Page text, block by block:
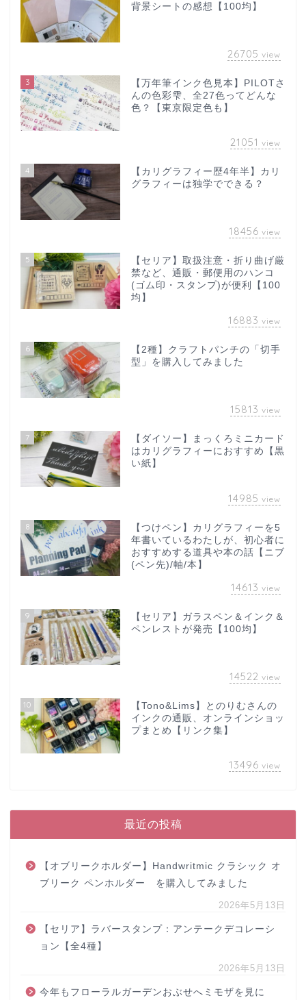
背景シートの感想【100均】
26705 view
3
【万年筆インク色見本】PILOTさ
んの色彩雫、全27色ってどんな
色？【東京限定色も】
21051 view
4
【カリグラフィー歴4年半】カリ
グラフィーは独学でできる？
18456 view
5
【セリア】取扱注意・折り曲げ厳
禁など、通販・郵便用のハンコ
(ゴム印・スタンプ)が便利【100
均】
16883 view
6
【2種】クラフトパンチの「切手
型」を購入してみました
15813 view
7
【ダイソー】まっくろミニカード
はカリグラフィーにおすすめ【黒
い紙】
14985 view
8
【つけペン】カリグラフィーを5
年書いているわたしが、初心者に
おすすめする道具や本の話【ニブ
(ペン先)/軸/本】
14613 view
9
【セリア】ガラスペン＆インク＆
ペンレストが発売【100均】
14522 view
10
【Tono&Lims】とのりむさんの
インクの通販、オンラインショッ
プまとめ【リンク集】
13496 view
最近の投稿
【オブリークホルダー】Handwritmic クラシック オ
ブリーク ペンホルダー を購入してみました
2026年5月13日
【セリア】ラバースタンプ：アンテークデコレーシ
ョン【全4種】
2026年5月13日
今年もフローラルガーデンおぶせへミモザを見に